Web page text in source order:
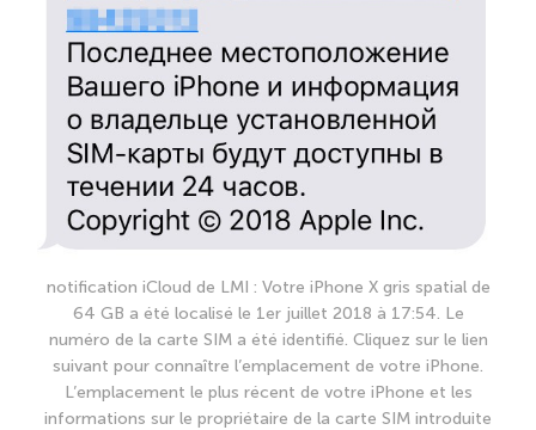
notification iCloud de LMI : Votre iPhone X gris spatial de
64 GB a été localisé le 1er juillet 2018 à 17:54. Le
numéro de la carte SIM a été identifié. Cliquez sur le lien
suivant pour connaître l’emplacement de votre iPhone.
L’emplacement le plus récent de votre iPhone et les
informations sur le propriétaire de la carte SIM introduite